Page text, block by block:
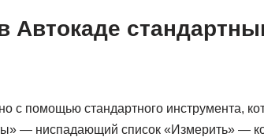
Автокаде
с помощью стандартного инструмента,
— ниспадающий список «Измерить» —